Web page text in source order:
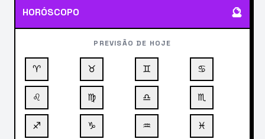
HORÓSCOPO 🔮
PREVISÃO DE HOJE
♈ ♉ ♊ ♋
♌ ♍ ♎ ♏
♐ ♑ ♒ ♓